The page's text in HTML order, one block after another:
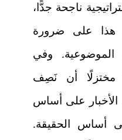
ناجحة جدًّا،
هذا على ضرورة
الموضوعية. وفي
مختزلًا أن نَصِف
الأخبار على أساس
أساس الحقيقة.